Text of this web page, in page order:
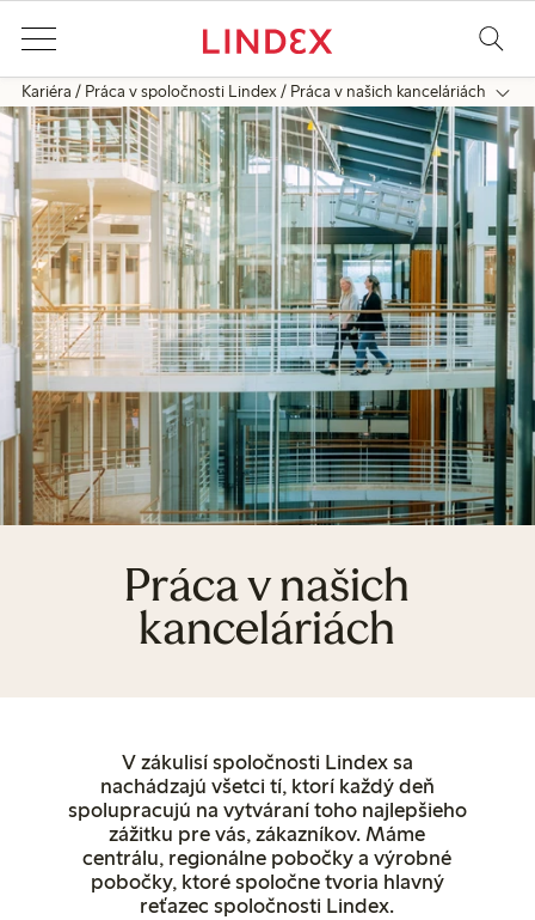
Kariéra Práca v spoločnosti Lindex Práca v našich kanceláriách
Práca v našich
kanceláriách
V zákulisí spoločnosti Lindex sa
nachádzajú všetci tí, ktorí každý deň
spolupracujú na vytváraní toho najlepšieho
zážitku pre vás, zákazníkov. Máme
centrálu, regionálne pobočky a výrobné
pobočky, ktoré spoločne tvoria hlavný
reťazec spoločnosti Lindex.